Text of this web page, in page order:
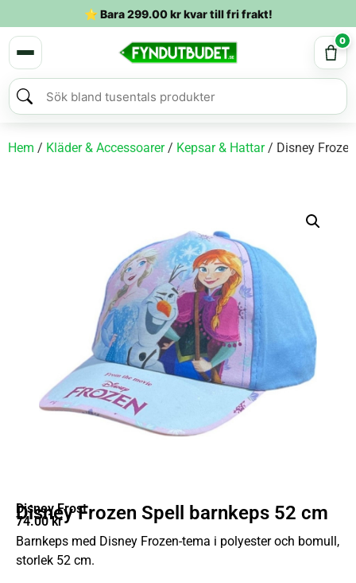
⭐ Bara299.00krkvar till fri frakt!
0
Hem / Kläder & Accessoarer/ Kepsar & Hattar/ Disney
Disney Frost
Disney Frozen Spell barnkeps 52 cm
74.00kr
Barnkeps med Disney Frozen-tema i polyester och bomull,
storlek 52 cm.